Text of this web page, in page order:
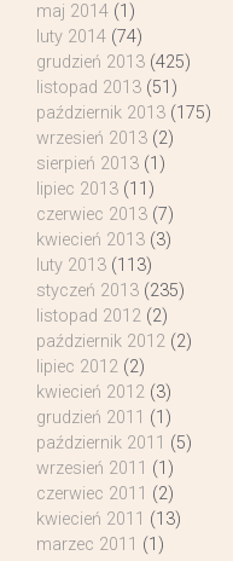
maj 2014 (1)
luty 2014 (74)
grudzień 2013 (425)
listopad 2013 (51)
październik 2013 (175)
wrzesień 2013 (2)
sierpień 2013 (1)
lipiec 2013 (11)
czerwiec 2013 (7)
kwiecień 2013 (3)
luty 2013 (113)
styczeń 2013 (235)
listopad 2012 (2)
październik 2012 (2)
lipiec 2012 (2)
kwiecień 2012 (3)
grudzień 2011 (1)
październik 2011 (5)
wrzesień 2011 (1)
czerwiec 2011 (2)
kwiecień 2011 (13)
marzec 2011 (1)